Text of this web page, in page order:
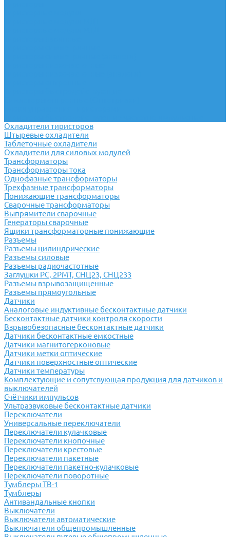
Охладители тиристоров
Штыревые охладители
Таблеточные охладители
Охладители для силовых модулей
Трансформаторы
Трансформаторы тока
Однофазные трансформаторы
Трехфазные трансформаторы
Понижающие трансформаторы
Сварочные трансформаторы
Выпрямители сварочные
Генераторы сварочные
Ящики трансформаторные понижающие
Разъемы
Разъемы цилиндрические
Разъемы силовые
Разъемы радиочастотные
Заглушки РС, 2РМТ, СНЦ23, СНЦ233
Разъемы взрывозащищенные
Разъемы прямоугольные
Датчики
Аналоговые индуктивные бесконтактные датчики
Бесконтактные датчики контроля скорости
Взрывобезопасные бесконтактные датчики
Датчики бесконтактные емкостные
Датчики магнитогерконовые
Датчики метки оптические
Датчики поверхностные оптические
Датчики температуры
Комплектующие и сопутсвующая продукция для датчиков и
выключателей
Счётчики импульсов
Ультразвуковые бесконтактные датчики
Переключатели
Универсальные переключатели
Переключатели кулачковые
Переключатели кнопочные
Переключатели крестовые
Переключатели пакетные
Переключатели пакетно-кулачковые
Переключатели поворотные
Тумблеры ТВ-1
Тумблеры
Антивандальные кнопки
Выключатели
Выключатели автоматические
Выключатели общепромышленные